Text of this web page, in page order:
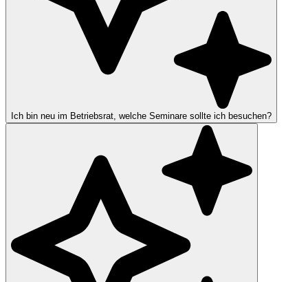
Ich bin neu im Betriebsrat, welche Seminare sollte ich besuchen?